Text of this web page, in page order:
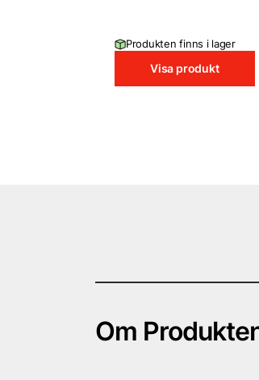
Produkten finns i lager
Visa produkt
Om